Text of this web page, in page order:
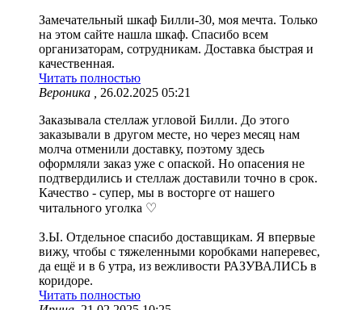
Замечательный шкаф Билли-30, моя мечта. Только
на этом сайте нашла шкаф. Спасибо всем
организаторам, сотрудникам. Доставка быстрая и
качественная.
Читать полностью
Вероника ,
26.02.2025 05:21
Заказывала стеллаж угловой Билли. До этого
заказывали в другом месте, но через месяц нам
молча отменили доставку, поэтому здесь
оформляли заказ уже с опаской. Но опасения не
подтвердились и стеллаж доставили точно в срок.
Качество - супер, мы в восторге от нашего
читального уголка ♡
З.Ы. Отдельное спасибо доставщикам. Я впервые
вижу, чтобы с тяжеленными коробками наперевес,
да ещё и в 6 утра, из вежливости РАЗУВАЛИСЬ в
коридоре.
Читать полностью